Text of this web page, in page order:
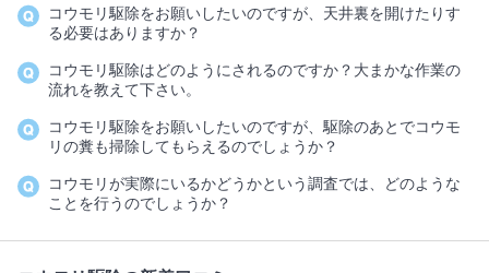
コウモリ駆除をお願いしたいのですが、天井裏を開けたりす
る必要はありますか？
コウモリ駆除はどのようにされるのですか？大まかな作業の
流れを教えて下さい。
コウモリ駆除をお願いしたいのですが、駆除のあとでコウモ
リの糞も掃除してもらえるのでしょうか？
コウモリが実際にいるかどうかという調査では、どのような
ことを行うのでしょうか？